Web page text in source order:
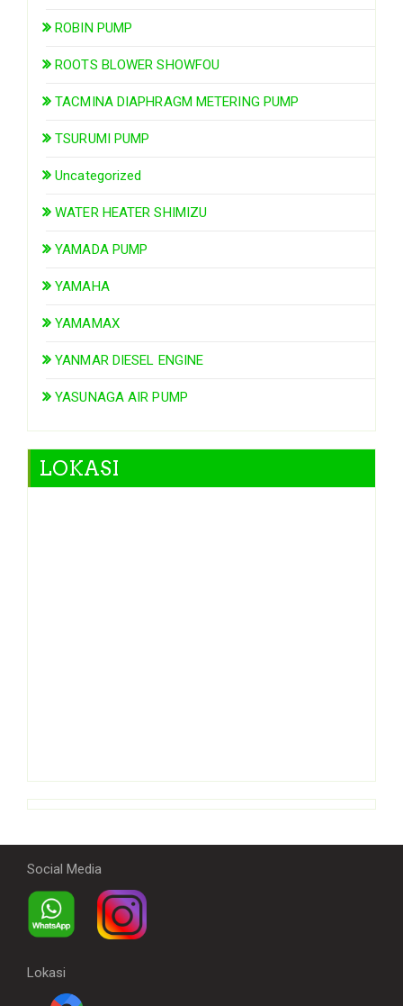
ROBIN PUMP
ROOTS BLOWER SHOWFOU
TACMINA DIAPHRAGM METERING PUMP
TSURUMI PUMP
Uncategorized
WATER HEATER SHIMIZU
YAMADA PUMP
YAMAHA
YAMAMAX
YANMAR DIESEL ENGINE
YASUNAGA AIR PUMP
LOKASI
Social Media
Lokasi